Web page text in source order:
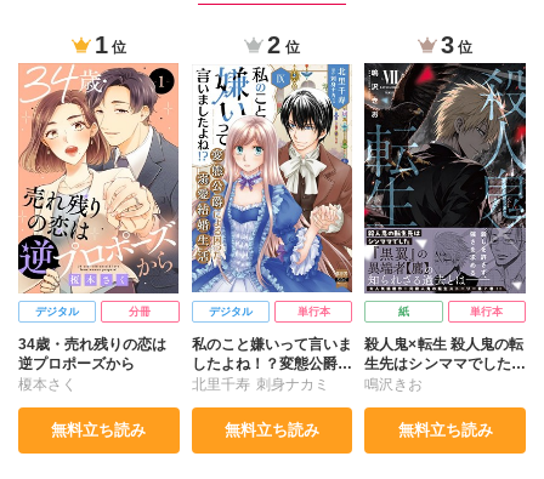
1 位
デジタル 分冊
34歳・売れ残りの恋は
逆プロポーズから
榎本さく
無料立ち読み
2 位
デジタル 単行本
私のこと嫌いって言いま
したよね！？変態公爵に
よる困った溺愛結婚生活
特典付き】9
北里千寿 刺身ナカミ
無料立ち読み
3 位
紙 単行本
殺人鬼×転生 殺人鬼の転
生先はシンママでした
Ⅶ
鳴沢きお
無料立ち読み